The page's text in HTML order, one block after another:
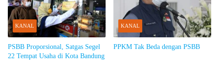
KANAL
PSBB Proporsional, Satgas Segel
22 Tempat Usaha di Kota Bandung
KANAL
PPKM Tak Beda dengan PSBB